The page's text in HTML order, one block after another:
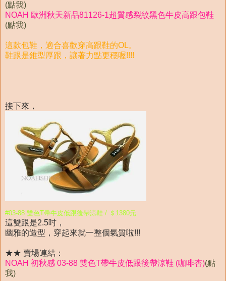
(點我)
NOAH 歐洲秋天新品81126-1超質感裂紋黑色牛皮高跟包鞋
(點我)
這款包鞋，適合喜歡穿高跟鞋的OL。
鞋跟是錐型厚跟，讓著力點更穩喔!!!!
接下來，
#03-88 雙色T帶牛皮低跟後帶涼鞋 / ＄1380元
這雙跟是2.5吋，
幽雅的造型，穿起來就一整個氣質啦!!!
★★ 賣場連結：
NOAH 初秋感 03-88 雙色T帶牛皮低跟後帶涼鞋 (咖啡杏)(點
我)